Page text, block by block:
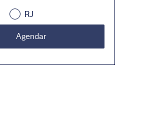
RJ
Agendar